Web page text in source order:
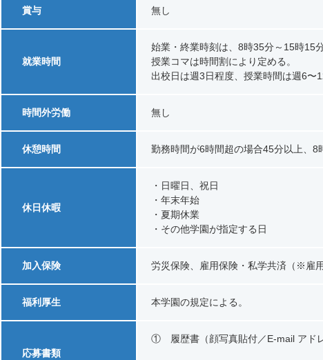
賞与 無し
就業時間
始業・終業時刻は、8時35分～15時15
授業コマは時間割により定める。
出校日は週3日程度、授業時間は週6〜
時間外労働 無し
休憩時間 勤務時間が6時間超の場合45分以上、
休日休暇
・日曜日、祝日
・年末年始
・夏期休業
・その他学園が指定する日
加入保険 労災保険、雇用保険・私学共済（※雇
福利厚生 本学園の規定による。
応募書類
① 履歴書（顔写真貼付／E-mail アドレ